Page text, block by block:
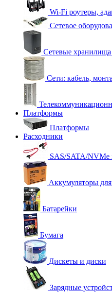
Wi-Fi роутеры,
Сетевое
Сетевые
Сети: кабель,
Платформы
Платформы
Расходники
SAS/SATA/NVMe
Аккумуляторы
Батарейки
Бумага
Дискеты и диски
Зарядные